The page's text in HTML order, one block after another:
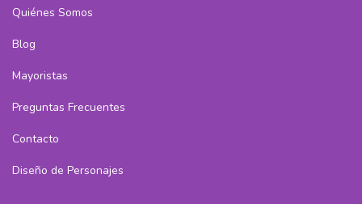
Quiénes Somos
Blog
Mayoristas
Preguntas Frecuentes
Contacto
Diseño de Personajes